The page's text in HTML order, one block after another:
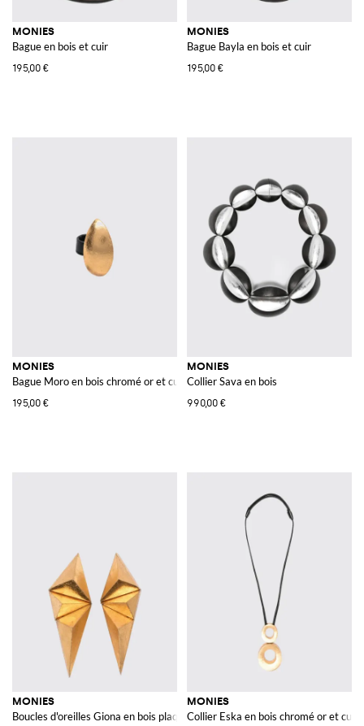
MONIES
Bague en bois et cuir
195,00 €
MONIES
Bague Bayla en bois et cuir
195,00 €
MONIES
Bague Moro en bois chromé or et cuir
195,00 €
MONIES
Collier Sava en bois
990,00 €
MONIES
Boucles d'oreilles Giona en bois plaqué or
MONIES
Collier Eska en bois chromé or et cuir